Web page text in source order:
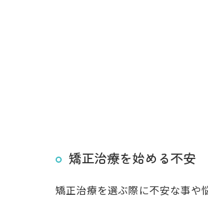
矯正治療を始める不安
矯正治療を選ぶ際に不安な事や